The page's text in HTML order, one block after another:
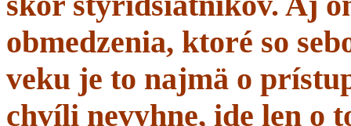
obmedzenia, ktoré so
veku je to najmä o
chvíli nevyhne, ide len o